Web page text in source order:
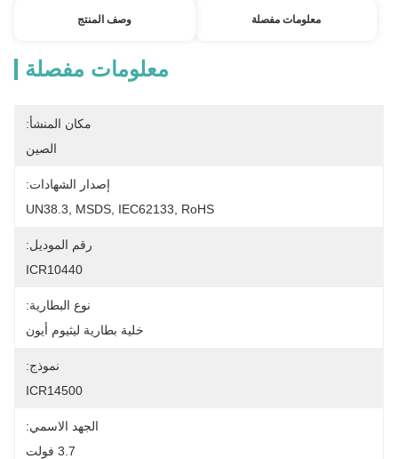
معلومات مفصلة وصف المنتج
معلومات مفصلة
مكان المنشأ:
الصين
إصدار الشهادات:
UN38.3, MSDS, IEC62133, RoHS
رقم الموديل:
ICR10440
نوع البطارية:
خلية بطارية ليثيوم أيون
نموذج:
ICR14500
الجهد الاسمي:
3.7 فولت